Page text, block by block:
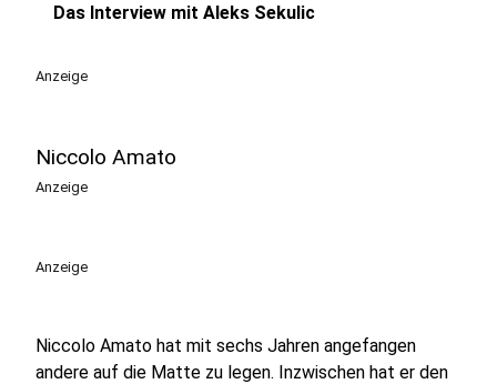
Das Interview mit Aleks Sekulic
Anzeige
Niccolo Amato
Anzeige
Anzeige
Niccolo Amato hat mit sechs Jahren angefangen
andere auf die Matte zu legen. Inzwischen hat er den